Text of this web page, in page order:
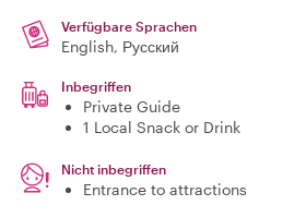
Verfügbare Sprachen
English, Русский
Inbegriffen
Private Guide
1 Local Snack or Drink
Nicht inbegriffen
Entrance to attractions